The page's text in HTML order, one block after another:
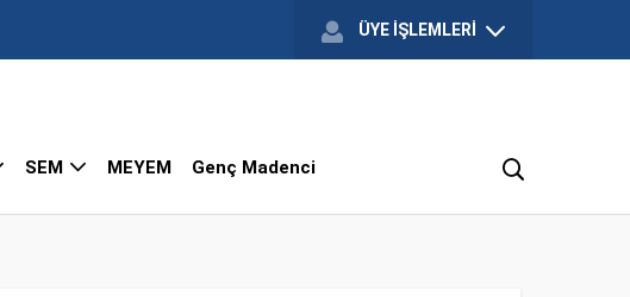
ÜYE İŞLEMLERİ
SEM MEYEM Genç Madenci